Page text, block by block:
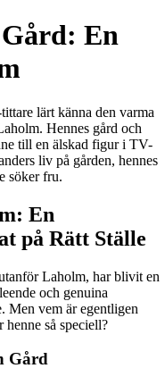
En
lärt känna den varma
Hennes gård och
till en älskad figur i TV-
liv på gården, hennes
söker fru.
En
på Rätt Ställe
Laholm, har blivit en
och genuina
Men vem är egentligen
henne så speciell?
Gård